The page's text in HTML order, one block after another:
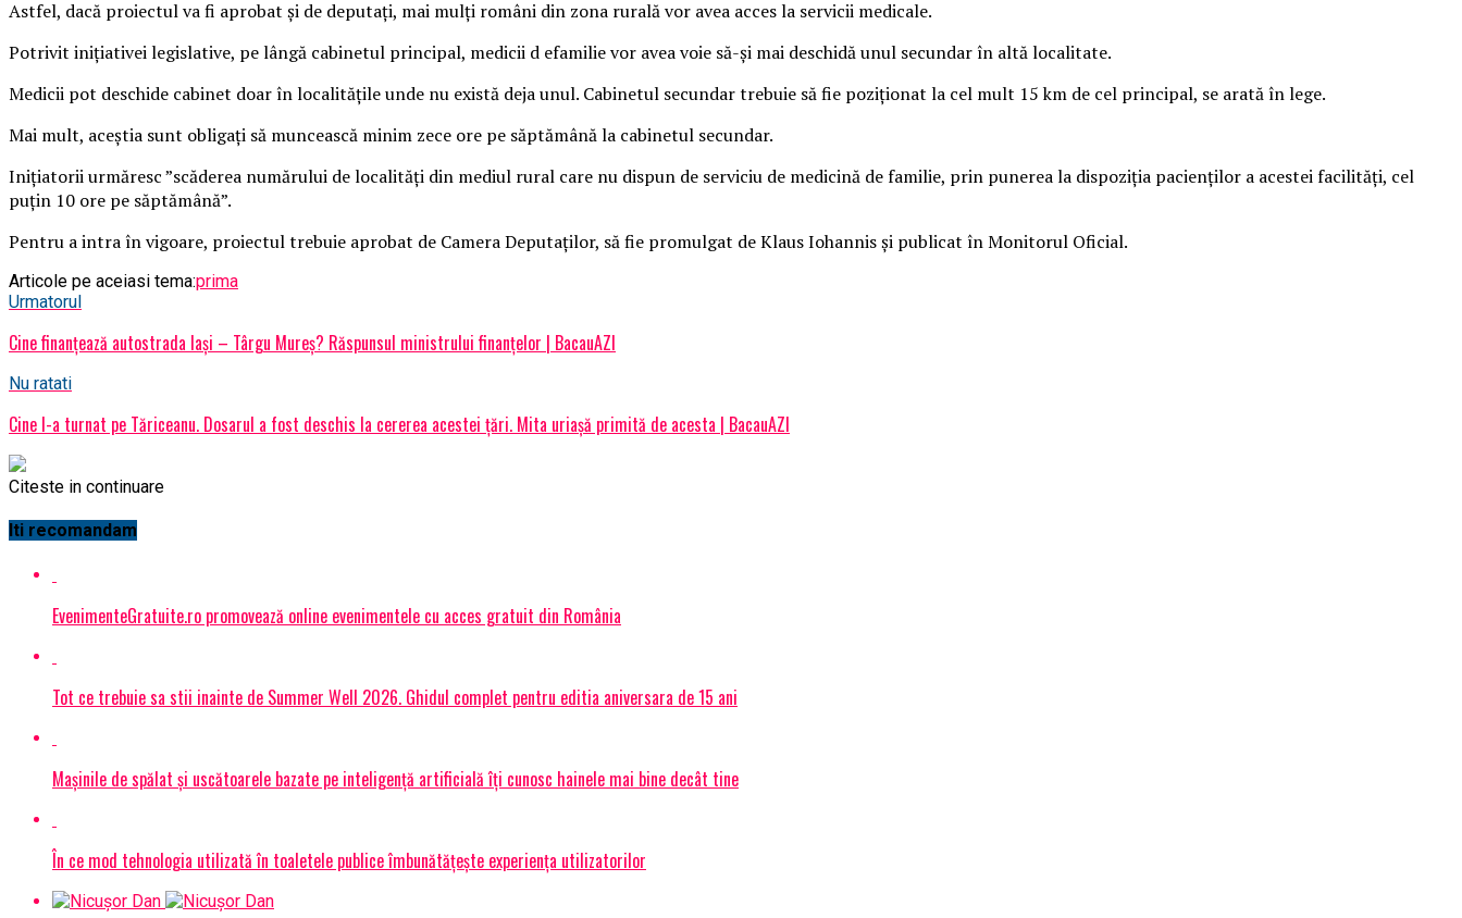
Astfel, dacă proiectul va fi aprobat şi de deputaţi, mai mulţi români din zona rurală vor avea acces la servicii medicale.
Potrivit iniţiativei legislative, pe lângă cabinetul principal, medicii d efamilie vor avea voie să-şi mai deschidă unul secundar în altă localitate.
Medicii pot deschide cabinet doar în localităţile unde nu există deja unul. Cabinetul secundar trebuie să fie poziţionat la cel mult 15 km de cel principal, se arată în lege.
Mai mult, aceştia sunt obligaţi să muncească minim zece ore pe săptămână la cabinetul secundar.
Iniţiatorii urmăresc ”scăderea numărului de localităţi din mediul rural care nu dispun de serviciu de medicină de familie, prin punerea la dispoziţia pacienţilor a acestei facilităţi, cel
puţin 10 ore pe săptămână”.
Pentru a intra în vigoare, proiectul trebuie aprobat de Camera Deputaţilor, să fie promulgat de Klaus Iohannis şi publicat în Monitorul Oficial.
Articole pe aceiasi tema:prima
Urmatorul
Cine finanțează autostrada Iași – Târgu Mureș? Răspunsul ministrului finanțelor | BacauAZI
Nu ratati
Cine l-a turnat pe Tăriceanu. Dosarul a fost deschis la cererea acestei țări. Mita uriașă primită de acesta | BacauAZI
Citeste in continuare
Iti recomandam
EvenimenteGratuite.ro promovează online evenimentele cu acces gratuit din România
Tot ce trebuie sa stii inainte de Summer Well 2026. Ghidul complet pentru editia aniversara de 15 ani
Mașinile de spălat și uscătoarele bazate pe inteligență artificială îți cunosc hainele mai bine decât tine
În ce mod tehnologia utilizată în toaletele publice îmbunătățește experiența utilizatorilor